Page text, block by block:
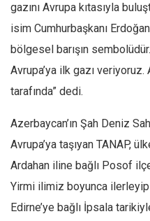
gazını Avrupa kıtasıyla
isim Cumhurbaşkanı
bölgesel barışın
Avrupa’ya ilk gazı veriyoruz.
tarafında” dedi.
Azerbaycan’ın Şah Deniz
Avrupa’ya taşıyan TANAP,
Ardahan iline bağlı Posof
Yirmi ilimiz boyunca ilerleyip
Edirne’ye bağlı İpsala